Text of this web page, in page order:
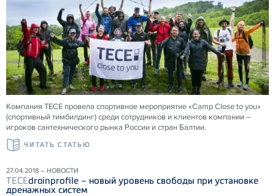
Компания ТЕСЕ провела спортивное мероприятие «Camp Close to you»
(спортивный тимбилдинг) среди сотрудников и клиентов компании –
игроков сантехнического рынка России и стран Балтии.
ЧИТАТЬ СТАТЬЮ
27.04.2018 – НОВОСТИ
TECEdrainprofile – новый уровень свободы при установке
дренажных систем